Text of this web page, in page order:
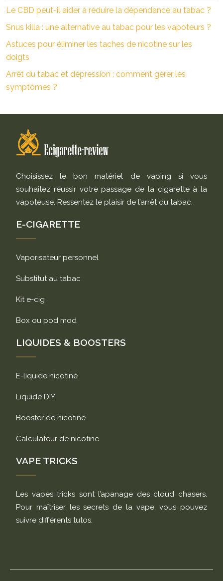
Le CBD peut-il aider à réduire la dépendance au tabac ?
Snus killa : une alternative au tabac pour les vapoteurs ?
Astuces pour éliminer les taches de nicotine sur les
doigts
Arrêt du tabac et dépression : comment gérer les
symptômes ?
Choisissez le bon matériel de vaping si vous
souhaitez réussir votre passage de la cigarette à la
vapoteuse. Ressentez le plaisir de l’arrêt du tabac.
E-CIGARETTE
Vaporisateur personnel
Substitut au tabac
Kit e-cig
Box ou pod mod
LIQUIDES & BOOSTERS
E-liquide nicotiné
Liquide DIY
Booster de nicotine
Calculateur de nicotine
VAPE TRICKS
Les vapes tricks sont l’apanage des cloud chasers.
Pour maîtriser les secrets de la vape, vous pouvez
suivre différents tutos.